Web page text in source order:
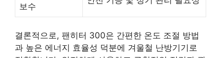
보수
결론적으로, 팬히터 300은 간편한 온도 조절 방법
과 높은 에너지 효율성 덕분에 겨울철 난방기기로